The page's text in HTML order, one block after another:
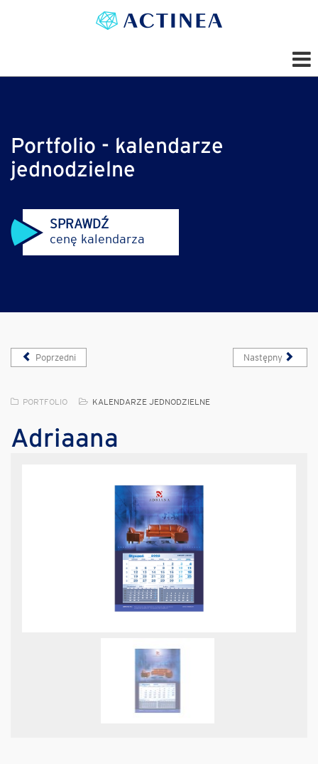
Portfolio - kalendarze
jednodzielne
SPRAWDŹ
cenę kalendarza
Poprzedni Następny
PORTFOLIO KALENDARZE JEDNODZIELNE
Adriaana